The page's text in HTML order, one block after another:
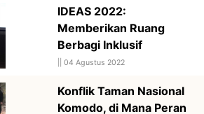
IDEAS 2022:
Memberikan Ruang
Berbagi Inklusif
04 Agustus 2022
Konflik Taman Nasional
Komodo, di Mana Peran